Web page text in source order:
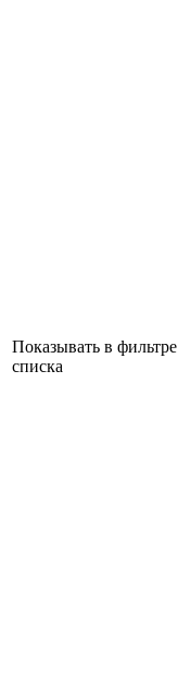
Показывать в фильтре
списка